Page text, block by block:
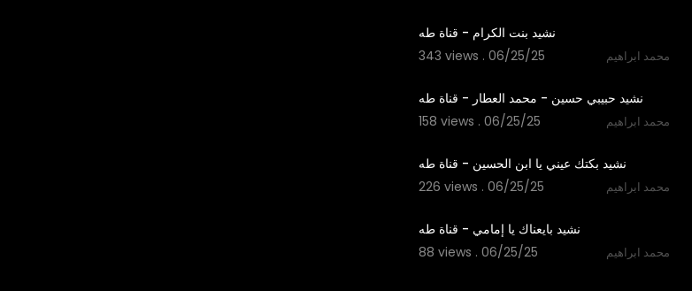
نشيد بنت الكرام - قناة طه
343 views . 06/25/25
محمد ابراهيم
نشيد حبيبي حسين - محمد العطار - قناة طه
158 views . 06/25/25
محمد ابراهيم
نشيد بكتك عيني يا ابن الحسين - قناة طه
226 views . 06/25/25
محمد ابراهيم
نشيد بايعناك يا إمامي - قناة طه
88 views . 06/25/25
محمد ابراهيم